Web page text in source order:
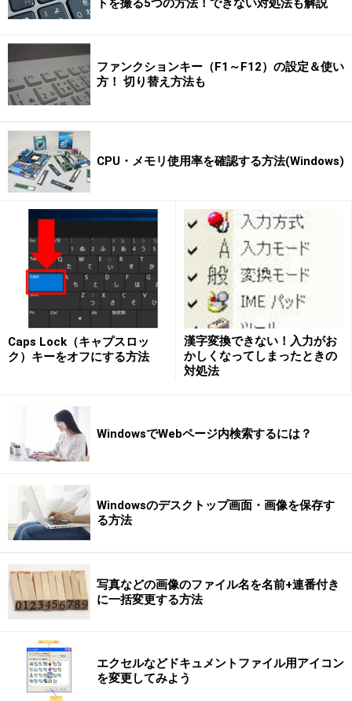
【手順のまとめ】
1）[コントロール パネル]を開く。
ゴリ
にある[サウンドとオーディオ デバイス]をクリックす
3）[サウンド]タブを選択する。
4）[Windowsの起動]を選択する。
5）[サウンド]リストからサウンドファイルを選択す
る。
6）[OK]ボタンをクリックする。
【関連リンク】
ファンクションキー（F1～F12）の設定＆使い
方！ 切り替え方法も
CPU・メモリ使用率を確認する方法(Windows)
Caps Lock（キャプスロッ
ク）キーをオフにする方法
漢字変換できない！入力がお
かしくなってしまったときの
対処法
WindowsでWebページ内検索するには？
Windowsのデスクトップ画面・画像を保存す
る方法
写真などの画像のファイル名を名前+連番付き
に一括変更する方法
エクセルなどドキュメントファイル用アイコン
を変更してみよう